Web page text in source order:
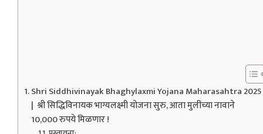
Shri Siddhivinayak Bhaghylaxmi Yojana Maharasahtra 2025
| श्री सिद्धिविनायक भाग्यलक्ष्मी योजना सुरु, आता मुलींच्या नावाने
10,000 रुपये मिळणार !